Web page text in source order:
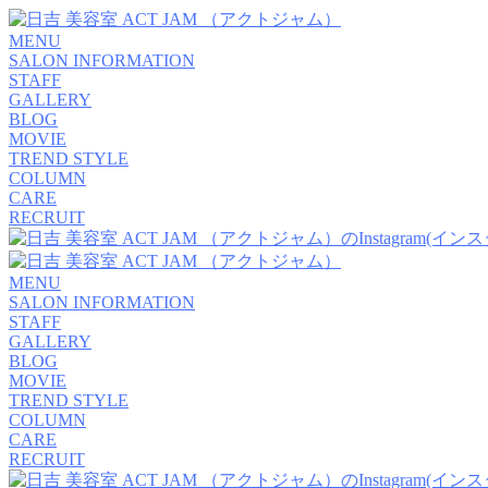
MENU
SALON INFORMATION
STAFF
GALLERY
BLOG
MOVIE
TREND STYLE
COLUMN
CARE
RECRUIT
MENU
SALON INFORMATION
STAFF
GALLERY
BLOG
MOVIE
TREND STYLE
COLUMN
CARE
RECRUIT